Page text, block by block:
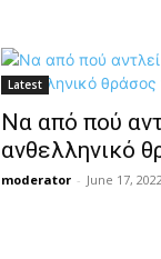
Latest
Να από πού
ανθελληνικό
moderator - June 17,